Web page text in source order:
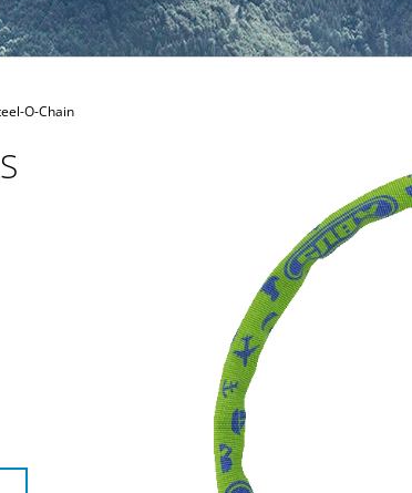
O-Chain